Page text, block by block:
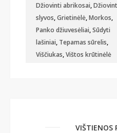
Džiovinti abrikosai,
slyvos,Grietinėlė,Morkos,
Panko džiuvesėliai,Sūdyti
lašiniai, Tepamas sūrelis,
Viščiukas,Vištos krūtinėlė
VIŠTIENOS